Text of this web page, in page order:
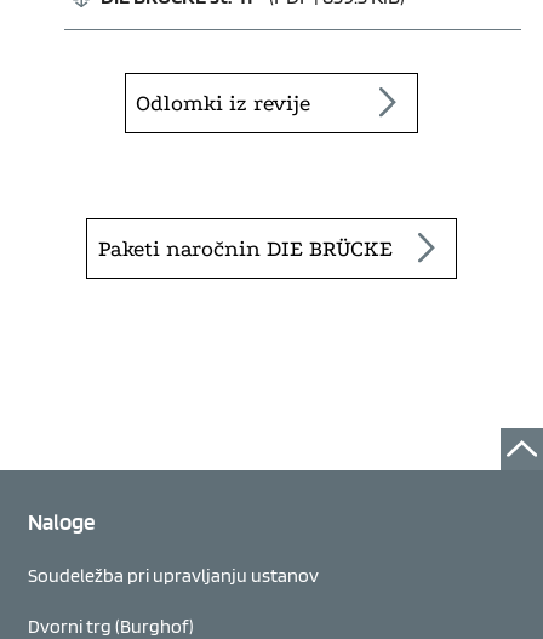
Odlomki iz revije
Paketi naročnin DIE BRÜCKE
Naloge
Soudeležba pri upravljanju ustanov
Dvorni trg (Burghof)